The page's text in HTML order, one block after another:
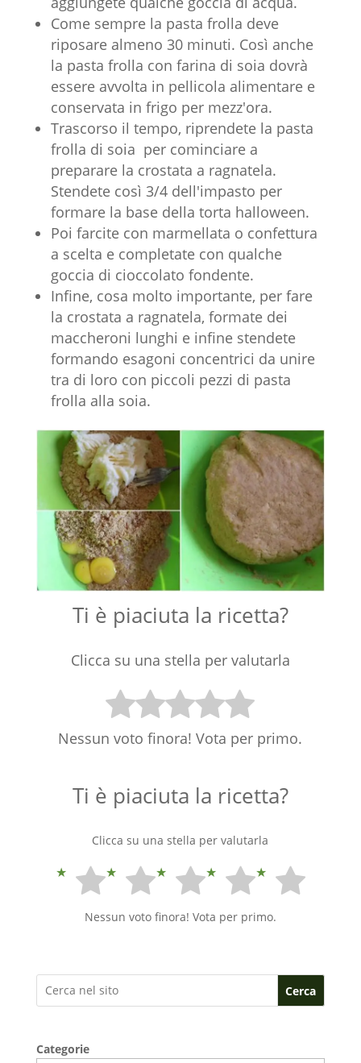
Come sempre la pasta frolla deve
riposare almeno 30 minuti. Così anche
la pasta frolla con farina di soia dovrà
essere avvolta in pellicola alimentare e
conservata in frigo per mezz'ora.
Trascorso il tempo, riprendete la pasta
frolla di soia per cominciare a
preparare la crostata a ragnatela.
Stendete così 3/4 dell'impasto per
formare la base della torta halloween.
Poi farcite con marmellata o confettura
a scelta e completate con qualche
goccia di cioccolato fondente.
Infine, cosa molto importante, per fare
la crostata a ragnatela, formate dei
maccheroni lunghi e infine stendete
formando esagoni concentrici da unire
tra di loro con piccoli pezzi di pasta
frolla alla soia.
Ti è piaciuta la ricetta?
Clicca su una stella per valutarla
Nessun voto finora! Vota per primo.
Ti è piaciuta la ricetta?
Clicca su una stella per valutarla
Nessun voto finora! Vota per primo.
Cerca
Categorie